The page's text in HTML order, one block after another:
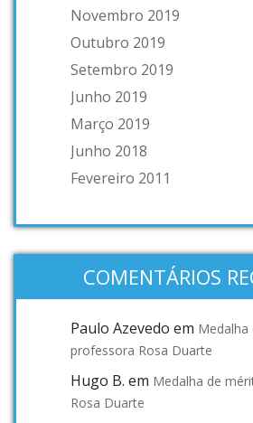
Novembro 2019
Outubro 2019
Setembro 2019
Junho 2019
Março 2019
Junho 2018
Fevereiro 2011
COMENTÁRIOS
Paulo Azevedo em
professora Rosa Duarte
Hugo B. em Medalha de
Rosa Duarte